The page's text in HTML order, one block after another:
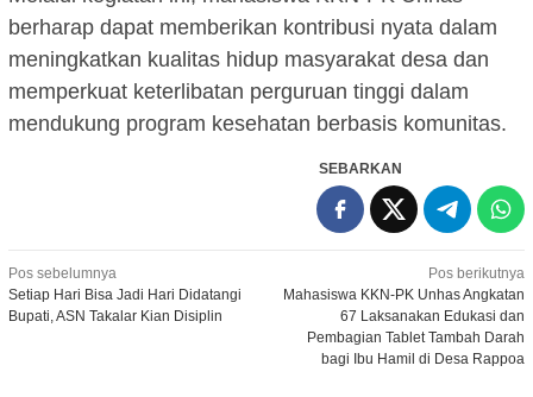
berharap dapat memberikan kontribusi nyata dalam
meningkatkan kualitas hidup masyarakat desa dan
memperkuat keterlibatan perguruan tinggi dalam
mendukung program kesehatan berbasis komunitas.
SEBARKAN
Navigasi
pos
Pos sebelumnya
Setiap Hari Bisa Jadi Hari Didatangi
Bupati, ASN Takalar Kian Disiplin
Pos berikutnya
Mahasiswa KKN-PK Unhas Angkatan
67 Laksanakan Edukasi dan
Pembagian Tablet Tambah Darah
bagi Ibu Hamil di Desa Rappoa